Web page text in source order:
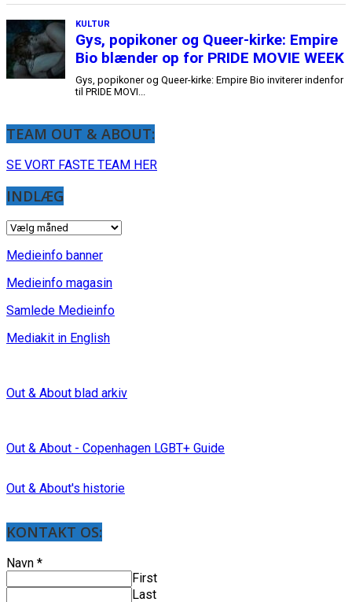
TEAM OUT & ABOUT:
SE VORT FASTE TEAM HER
INDLÆG
INDLÆG
Medieinfo banner
Medieinfo magasin
Samlede Medieinfo
Mediakit in English
Out & About blad arkiv
Out & About - Copenhagen LGBT+ Guide
Out & About's historie
KONTAKT OS:
Navn *
First
Last